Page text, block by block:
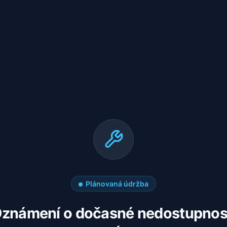
Plánovaná údržba
o dočasné